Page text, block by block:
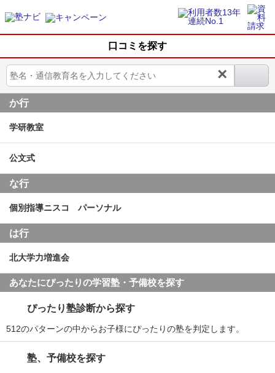
口コミを探す
×
か行
学研教室
公文式
な行
個別指導ニスコ パーソナル
は行
北大学力増進会
あなたにぴったりの学習塾・予備校を探す
ぴったり塾診断から探す
512のパターンの中からお子様にぴったりの塾を判定します。
塾、予備校を探す